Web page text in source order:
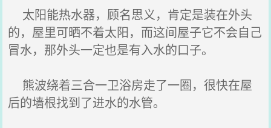
太阳能热水器，顾名思义，肯定是装在外头
的，屋里可晒不着太阳，而这间屋子它不会自己
冒水，那外头一定也是有入水的口子。
熊波绕着三合一卫浴房走了一圈，很快在屋
后的墙根找到了进水的水管。